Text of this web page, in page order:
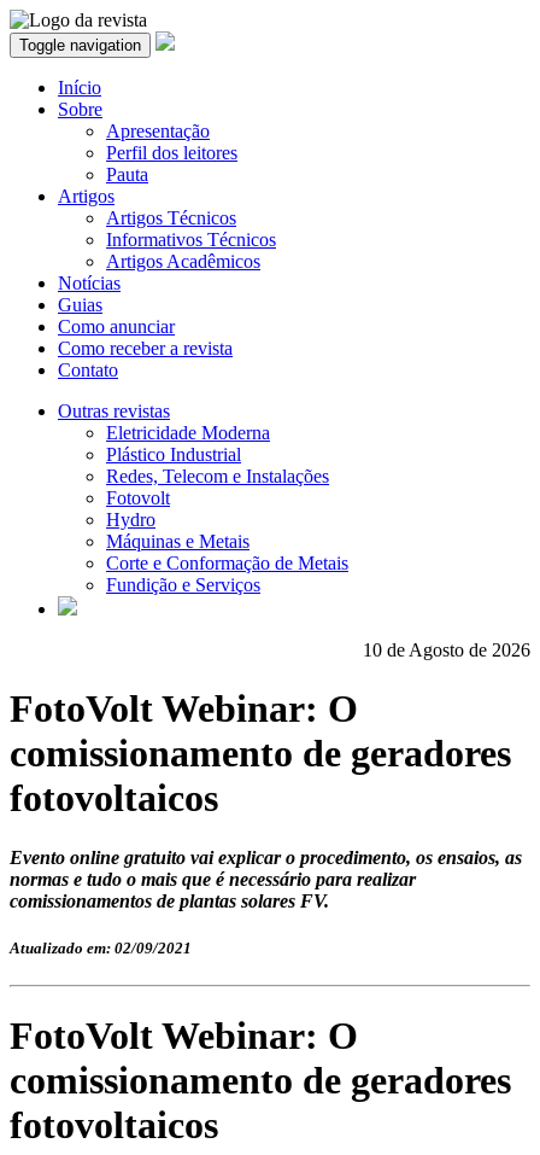
Toggle navigation
Início
Sobre
Apresentação
Perfil dos leitores
Pauta
Artigos
Artigos Técnicos
Informativos Técnicos
Artigos Acadêmicos
Notícias
Guias
Como anunciar
Como receber a revista
Contato
Outras revistas
Eletricidade Moderna
Plástico Industrial
Redes, Telecom e Instalações
Fotovolt
Hydro
Máquinas e Metais
Corte e Conformação de Metais
Fundição e Serviços
10 de Agosto de 2026
FotoVolt Webinar: O
comissionamento de geradores
fotovoltaicos
Evento online gratuito vai explicar o procedimento, os ensaios, as
normas e tudo o mais que é necessário para realizar
comissionamentos de plantas solares FV.
Atualizado em: 02/09/2021
FotoVolt Webinar: O
comissionamento de geradores
fotovoltaicos